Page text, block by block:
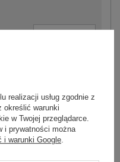
CENĘ
realizacji usług zgodnie z
określić warunki
w Twojej przeglądarce.
i prywatności można
i warunki Google.